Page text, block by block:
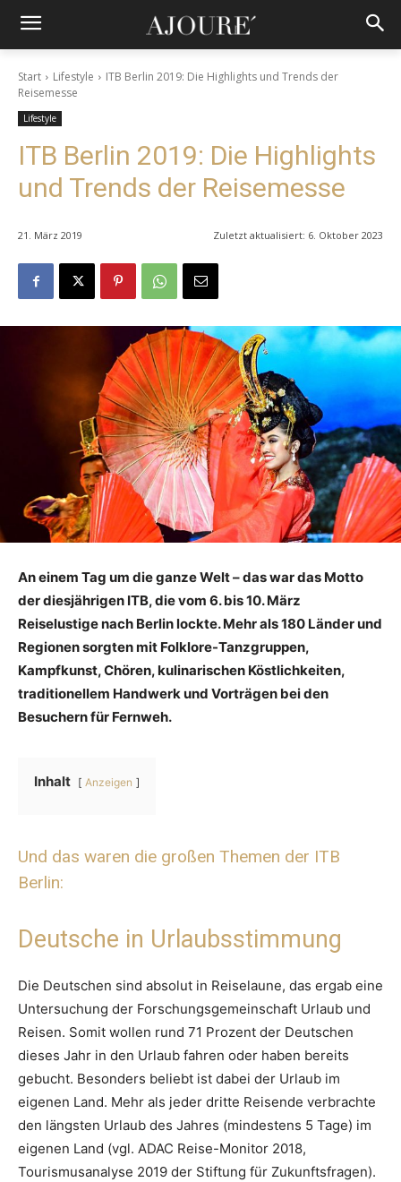
Start Lifestyle
ITB Berlin 2019: Die Highlights und Trends der
Reisemesse
Lifestyle
ITB Berlin 2019: Die Highlights
und Trends der Reisemesse
21. März 2019 Zuletzt aktualisiert: 6. Oktober 2023
An einem Tag um die ganze Welt – das war das Motto
der diesjährigen ITB, die vom 6. bis 10. März
Reiselustige nach Berlin lockte. Mehr als 180 Länder und
Regionen sorgten mit Folklore-Tanzgruppen,
Kampfkunst, Chören, kulinarischen Köstlichkeiten,
traditionellem Handwerk und Vorträgen bei den
Besuchern für Fernweh.
Inhalt Anzeigen
Und das waren die großen Themen der ITB
Berlin:
Deutsche in Urlaubsstimmung
Die Deutschen sind absolut in Reiselaune, das ergab eine
Untersuchung der Forschungsgemeinschaft Urlaub und
Reisen. Somit wollen rund 71 Prozent der Deutschen
dieses Jahr in den Urlaub fahren oder haben bereits
gebucht. Besonders beliebt ist dabei der Urlaub im
eigenen Land. Mehr als jeder dritte Reisende verbrachte
den längsten Urlaub des Jahres (mindestens 5 Tage) im
eigenen Land (vgl. ADAC Reise-Monitor 2018,
Tourismusanalyse 2019 der Stiftung für Zukunftsfragen).